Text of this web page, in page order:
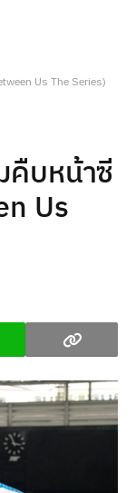
Us The Series)
คืบหน้าซี
Us